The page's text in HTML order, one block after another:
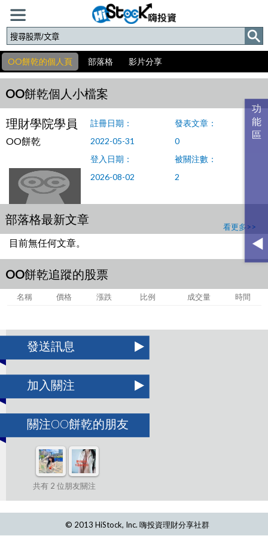
OO餅乾的個人頁 部落格 影片分享
OO餅乾個人小檔案
理財學院學員
OO餅乾
註冊日期：
2022-05-31
登入日期：
2026-08-02
發表文章：
0
被關注數：
2
部落格最新文章
看更多>>
目前無任何文章。
OO餅乾追蹤的股票
名稱 價格 漲跌 比例 成交量 時間
發送訊息
加入關注
關注OO餅乾的朋友
共有 2 位朋友關注
© 2013 HiStock, Inc. 嗨投資理財分享社群